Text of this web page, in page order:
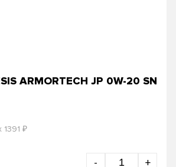
ARMORTECH JP 0W-20 SN
₽
- +